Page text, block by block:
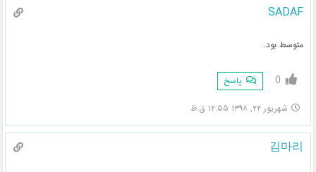
SADAF
متوسط بود.
0 پاسخ
شهریور ۲۲, ۱۳۹۸ ۱۲:۵۵ ق.ظ
김마리